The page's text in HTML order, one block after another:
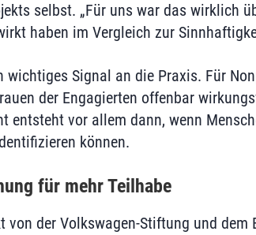
selbst. „Für uns war das wirklich
haben im Vergleich zur
wichtiges Signal an die Praxis. Für
der Engagierten offenbar
entsteht vor allem dann, wenn
können.
für mehr Teilhabe
von der Volkswagen-Stiftung und